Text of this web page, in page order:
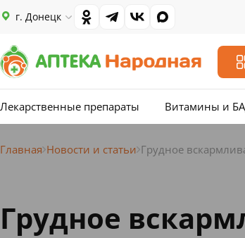
г. Донецк
Лекарственные препараты Витамины и
Главная Новости и статьи Грудное
Грудное